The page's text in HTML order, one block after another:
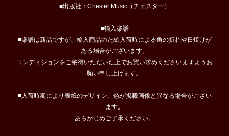
■出版社：Chester Music（チェスター）
■輸入楽譜
■楽譜は新品ですが、輸入商品のため入荷時による角の折れや日焼けが
ある場合がございます。
コンディションをご納得いただいた上でお買い求めくださいますようお
願い申し上げます。
■入荷時期により表紙のデザイン、色が掲載画像と異なる場合がござい
ます。
あらかじめご了承ください。